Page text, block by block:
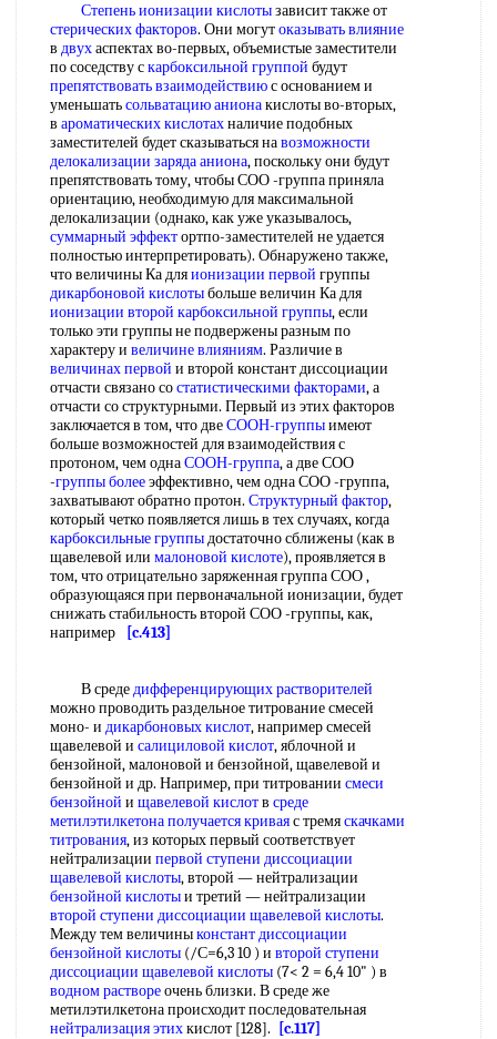
Степень ионизации кислотызависит также от
стерических факторов. Они могутоказывать влияние
в двухаспектах во-первых, объемистые заместители
по соседству скарбоксильной группой будут
препятствовать взаимодействиюс основанием и
уменьшатьсольватацию анионакислоты во-вторых,
в ароматических кислотахналичие подобных
заместителей будет сказываться навозможности
делокализации заряда аниона, поскольку они будут
препятствовать тому, чтобы СОО -группа приняла
ориентацию, необходимую для максимальной
делокализации (однако, как уже указывалось,
суммарный эффектортпо-заместителей не удается
полностью интерпретировать). Обнаружено также,
что величины Ка дляионизации первой группы
дикарбоновой кислотыбольше величин Ка для
ионизации второй карбоксильной группы, если
только эти группы не подвержены разным по
характеру и величине влияниям. Различие в
величинах первой и второй констант диссоциации
отчасти связано состатистическими факторами, а
отчасти со структурными. Первый из этих факторов
заключается в том, что двеСООН-группыимеют
больше возможностей для взаимодействия с
протоном, чем однаСООН-группа, а две СОО
-группы болееэффективно, чем одна СОО -группа,
захватывают обратно протон. Структурный фактор,
который четко появляется лишь в тех случаях, когда
карбоксильные группыдостаточно сближены (как в
щавелевой или малоновой кислоте), проявляется в
том, что отрицательно заряженная группа СОО ,
образующаяся при первоначальной ионизации, будет
снижать стабильность второй СОО -группы, как,
например
[c.413]
В средедифференцирующих растворителей
можно проводить раздельное титрование смесей
моно- и дикарбоновых кислот, например смесей
щавелевой и салициловой кислот, яблочной и
бензойной, малоновой и бензойной, щавелевой и
бензойной и др. Например, при титровании смеси
бензойной и щавелевой кислотв среде
метилэтилкетонаполучается криваяс тремяскачками
титрования, из которых первый соответствует
нейтрализации первой ступени диссоциации
щавелевой кислоты, второй — нейтрализации
бензойной кислотыи третий — нейтрализации
второй ступени диссоциации щавелевой кислоты.
Между тем величиныконстант диссоциации
бензойной кислоты (/С=6,3 10 ) и второй ступени
диссоциации щавелевой кислоты (7< 2 = 6,4 10" ) в
водном раствореочень близки. В среде же
метилэтилкетона происходит последовательная
нейтрализация этихкислот [128].
[c.117]